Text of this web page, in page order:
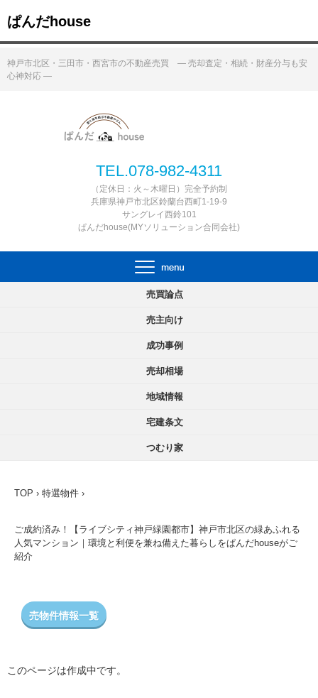
ぱんだhouse
神戸市北区・三田市・西宮市の不動産売買 ― 売却査定・相続・財産分与も安
心神対応 ―
TEL.078-982-4311
（定休日：火～木曜日）完全予約制
兵庫県神戸市北区鈴蘭台西町1-19-9
サングレイ西鈴101
ぱんだhouse(MYソリューション合同会社)
売買論点
売主向け
成功事例
売却相場
地域情報
宅建条文
つむり家
TOP › 特選物件 ›
ご成約済み！【ライブシティ神戸緑園都市】神戸市北区の緑あふれる
人気マンション｜環境と利便を兼ね備えた暮らしをぱんだhouseがご
紹介
売物件情報一覧
このページは作成中です。